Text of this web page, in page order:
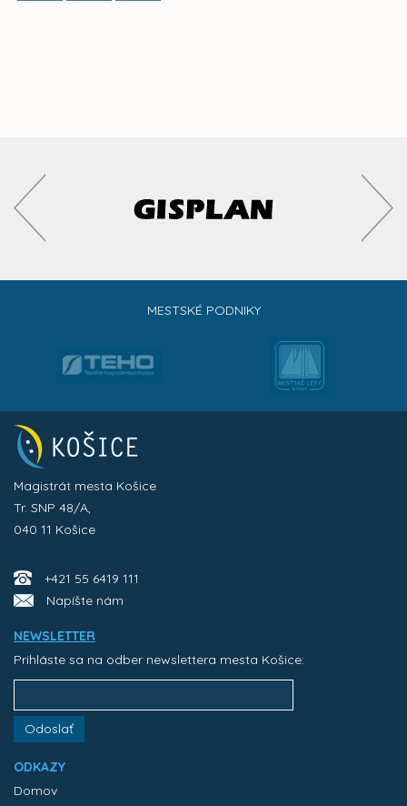
MESTSKÉ PODNIKY
Magistrát mesta Košice
Tr. SNP 48/A,
040 11 Košice
+421 55 6419 111
Napíšte nám
NEWSLETTER
Prihláste sa na odber newslettera mesta Košice:
Odoslať
ODKAZY
Domov